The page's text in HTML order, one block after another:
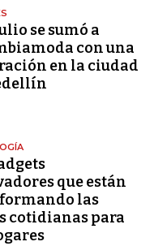
se sumó a
con una
en la ciudad
que están
las
cotidianas para